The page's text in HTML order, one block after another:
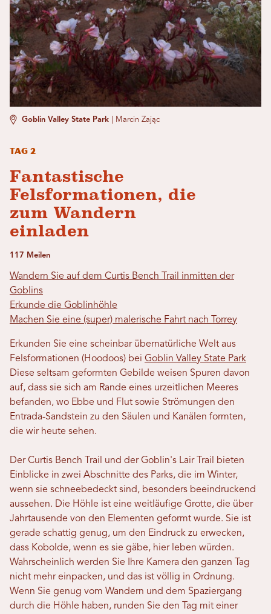
Goblin Valley State Park Marcin Zając
Tag 2
Fantastische
Felsformationen, die
zum Wandern
einladen
117 Meilen
Wandern Sie auf dem Curtis Bench Trail inmitten der
Goblins
Erkunde die Goblinhöhle
Machen Sie eine (super) malerische Fahrt nach Torrey
Erkunden Sie eine scheinbar übernatürliche Welt aus
Felsformationen (Hoodoos) bei Goblin Valley State Park
Diese seltsam geformten Gebilde weisen Spuren davon
auf, dass sie sich am Rande eines urzeitlichen Meeres
befanden, wo Ebbe und Flut sowie Strömungen den
Entrada-Sandstein zu den Säulen und Kanälen formten,
die wir heute sehen.
Der Curtis Bench Trail und der Goblin's Lair Trail bieten
Einblicke in zwei Abschnitte des Parks, die im Winter,
wenn sie schneebedeckt sind, besonders beeindruckend
aussehen. Die Höhle ist eine weitläufige Grotte, die über
Jahrtausende von den Elementen geformt wurde. Sie ist
gerade schattig genug, um den Eindruck zu erwecken,
dass Kobolde, wenn es sie gäbe, hier leben würden.
Wahrscheinlich werden Sie Ihre Kamera den ganzen Tag
nicht mehr einpacken, und das ist völlig in Ordnung.
Wenn Sie genug vom Wandern und dem Spaziergang
durch die Höhle haben, runden Sie den Tag mit einer